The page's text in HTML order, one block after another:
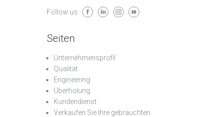
Follow us
Seiten
Unternehmensprofil
Qualität
Engineering
Überholung
Kundendienst
Verkaufen Sie Ihre gebrauchten